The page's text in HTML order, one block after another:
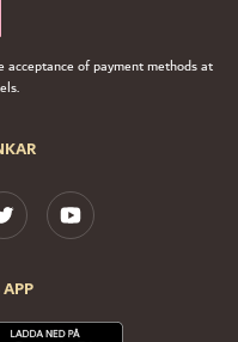
of payment methods at